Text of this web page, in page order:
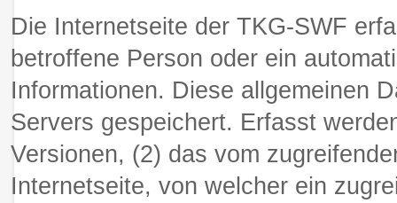
Die Internetseite der TKG-SWF
betroffene Person oder ein
Informationen. Diese allgemeinen
Servers gespeichert. Erfasst
Versionen, (2) das vom
Internetseite, von welcher ein